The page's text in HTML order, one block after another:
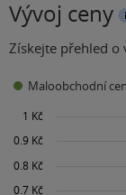
Vývoj ceny
Získejte přehled o
Maloobchodní